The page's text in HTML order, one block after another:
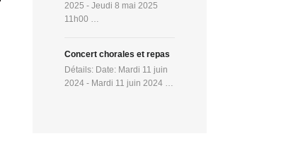
2025 - Jeudi 8 mai 2025
11h00 …
Concert chorales et repas
Détails: Date: Mardi 11 juin
2024 - Mardi 11 juin 2024 …